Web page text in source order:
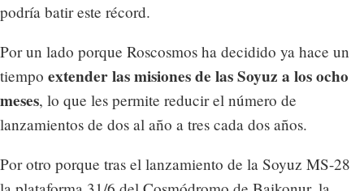
podría batir este récord.
Por un lado porque Roscosmos ha decidido ya hace un
tiempo extender las misiones de las Soyuz a los ocho
meses, lo que les permite reducir el número de
lanzamientos de dos al año a tres cada dos años.
Por otro porque tras el lanzamiento de la Soyuz MS-28